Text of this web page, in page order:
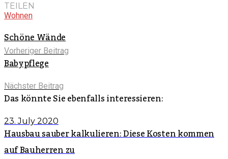
TEILEN
Wohnen
Schöne Wände
Vorheriger Beitrag
Babypflege
Nächster Beitrag
Das könnte Sie ebenfalls interessieren:
23. July 2020
Hausbau sauber kalkulieren: Diese Kosten kommen
auf Bauherren zu